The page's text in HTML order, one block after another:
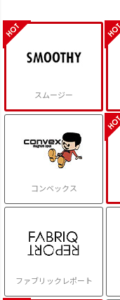
スムージー
コンベックス
ファブリックレポート